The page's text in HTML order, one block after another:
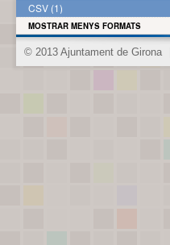
CSV (1)
MOSTRAR MENYS FORMATS
© 2013 Ajuntament de Girona